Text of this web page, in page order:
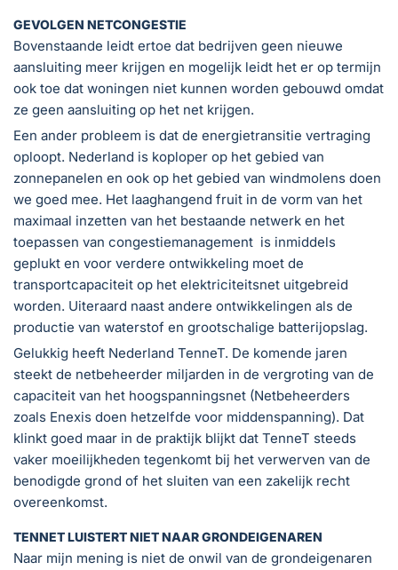
GEVOLGEN NETCONGESTIE
Bovenstaande leidt ertoe dat bedrijven geen nieuwe
aansluiting meer krijgen en mogelijk leidt het er op termijn
ook toe dat woningen niet kunnen worden gebouwd omdat
ze geen aansluiting op het net krijgen.
Een ander probleem is dat de energietransitie vertraging
oploopt. Nederland is koploper op het gebied van
zonnepanelen en ook op het gebied van windmolens doen
we goed mee. Het laaghangend fruit in de vorm van het
maximaal inzetten van het bestaande netwerk en het
toepassen van congestiemanagement is inmiddels
geplukt en voor verdere ontwikkeling moet de
transportcapaciteit op het elektriciteitsnet uitgebreid
worden. Uiteraard naast andere ontwikkelingen als de
productie van waterstof en grootschalige batterijopslag.
Gelukkig heeft Nederland TenneT. De komende jaren
steekt de netbeheerder miljarden in de vergroting van de
capaciteit van het hoogspanningsnet (Netbeheerders
zoals Enexis doen hetzelfde voor middenspanning). Dat
klinkt goed maar in de praktijk blijkt dat TenneT steeds
vaker moeilijkheden tegenkomt bij het verwerven van de
benodigde grond of het sluiten van een zakelijk recht
overeenkomst.
TENNET LUISTERT NIET NAAR GRONDEIGENAREN
Naar mijn mening is niet de onwil van de grondeigenaren